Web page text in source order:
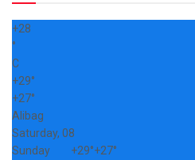
+28
°
C
+29°
+27°
Alibag
Saturday, 08
Sunday
+29°+27°